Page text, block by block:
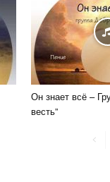
Он знает всё –
весть”